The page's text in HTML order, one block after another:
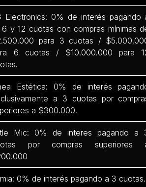
Electronics: 0% de interés pagando
y 12 cuotas con compras mínimas
para 3 cuotas /
6 cuotas / $10.000.000 para
Estética: 0% de interés
a 3 cuotas por
a $300.000.
Mic: 0% de interes pagando a
por compras superiores
0% de interés pagando a 3 cuotas.